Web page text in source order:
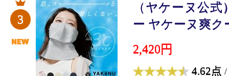
3
（ヤケーヌ公
ー ヤケーヌ爽ク
2,420円
4.62点 /